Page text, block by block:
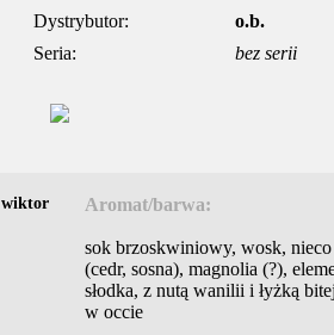
Dystrybutor:
o.b.
Seria:
bez serii
wiktor Aromat/barwa:
sok brzoskwiniowy, wosk,
(cedr, sosna), magnolia (?),
słodka, z nutą wanilii i łyżką
w occie